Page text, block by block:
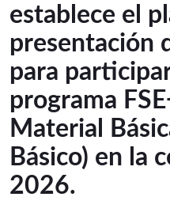
establece el
presentación
para
programa
Material
Básico) en la
2026.